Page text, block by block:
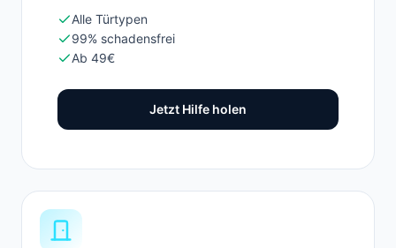
Alle Türtypen
99% schadensfrei
Ab 49€
Jetzt Hilfe holen